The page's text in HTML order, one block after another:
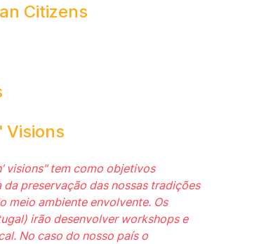
Citizens
Visions
visions" tem como objetivos
preservação das nossas tradições
meio ambiente envolvente. Os
irão desenvolver workshops e
No caso do nosso país o